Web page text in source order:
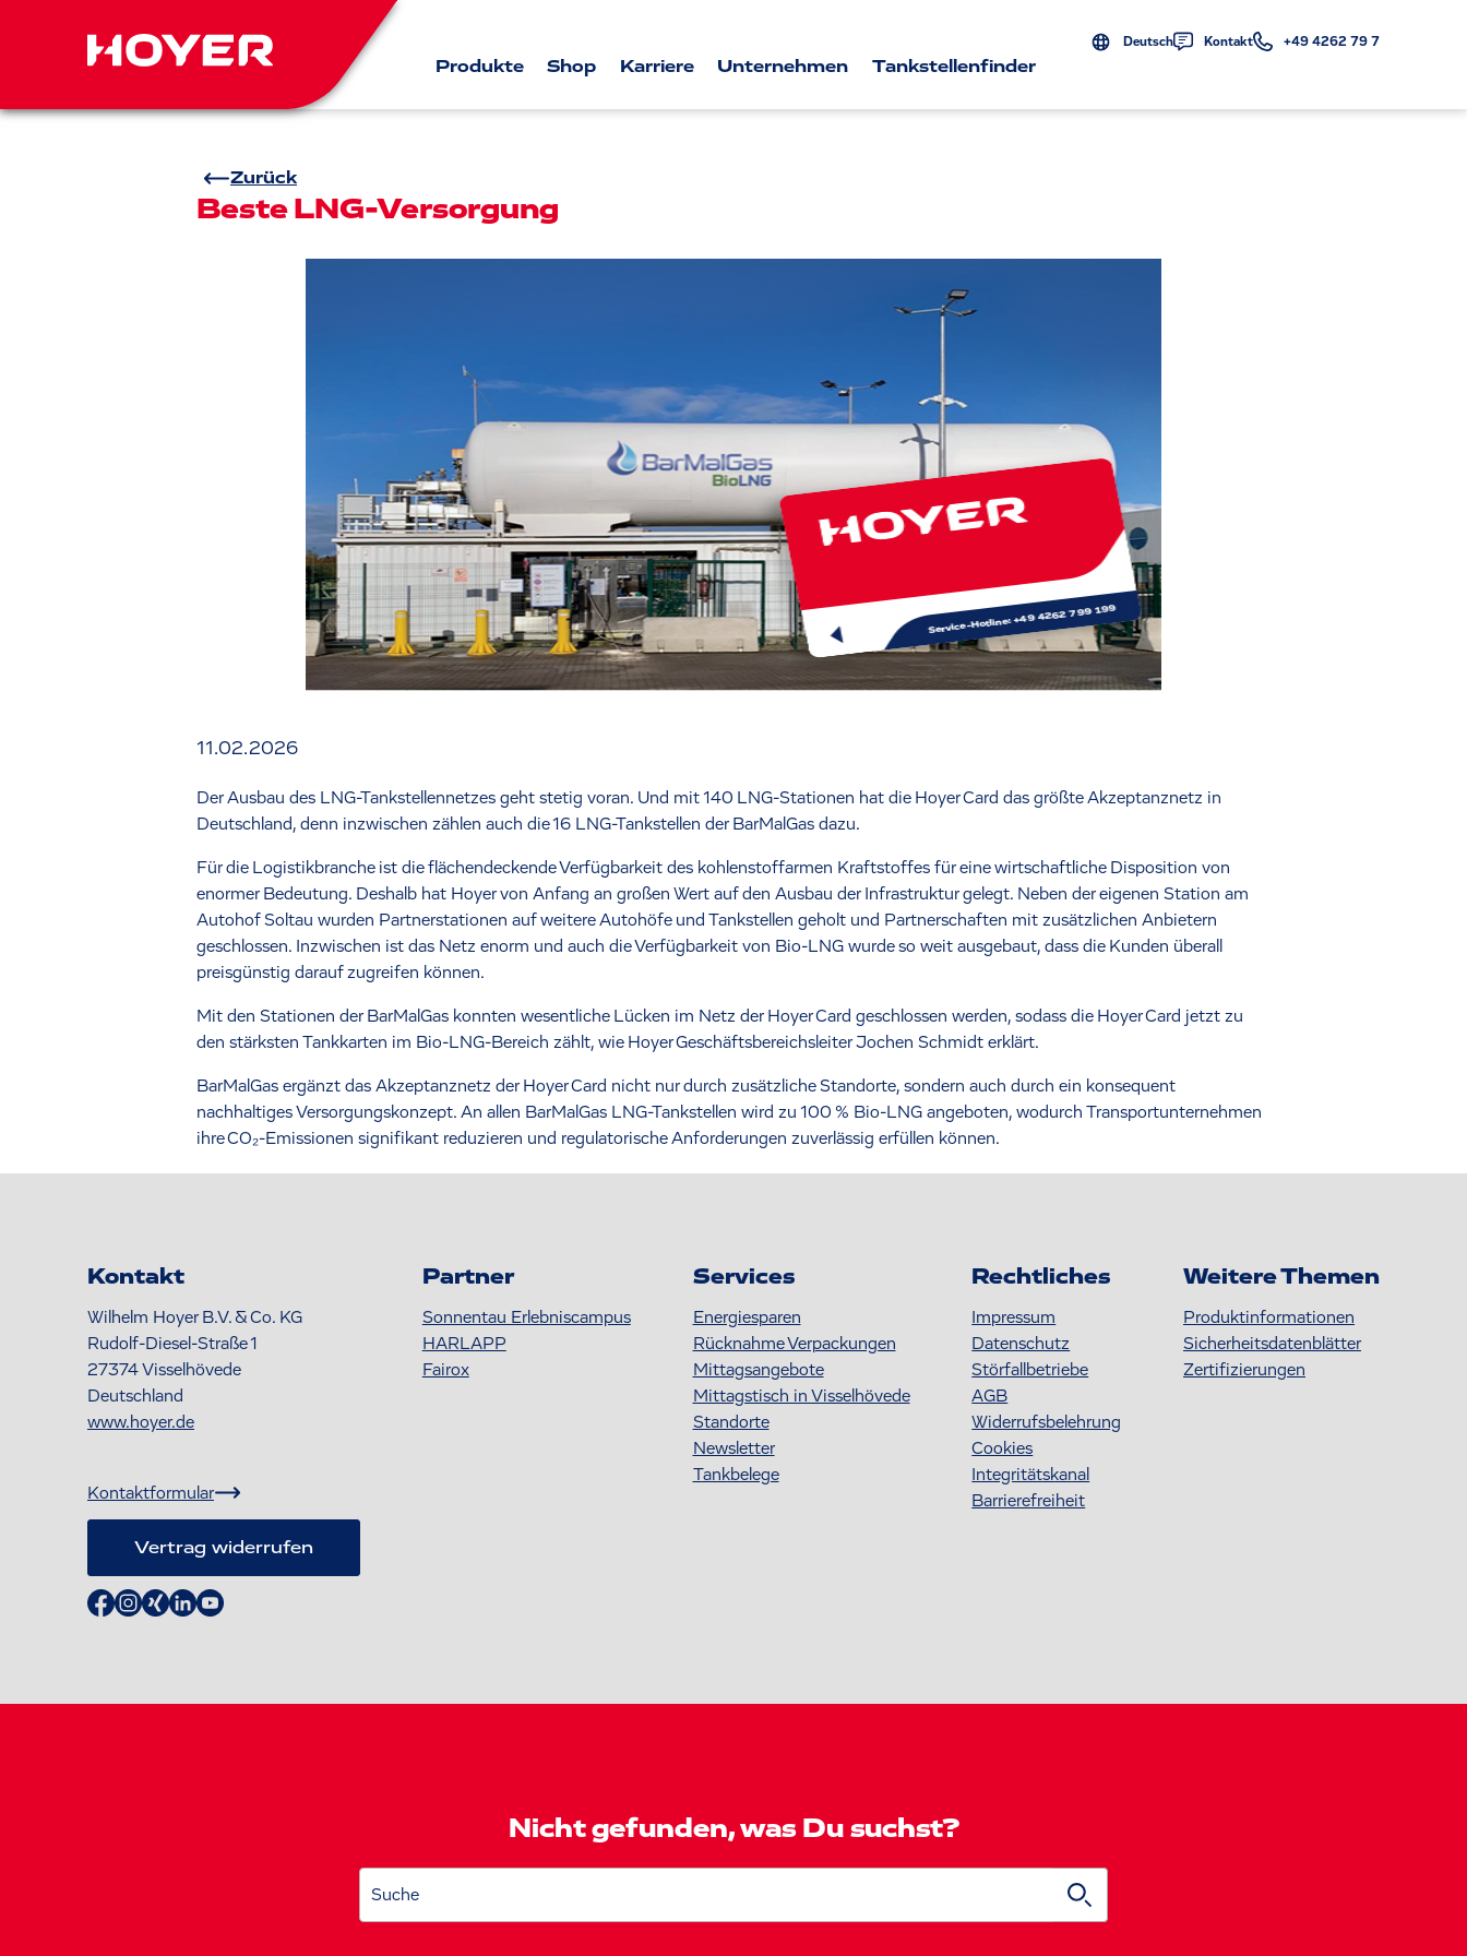
Deutsch Kontakt +49 4262 79 7
Produkte Shop Karriere Unternehmen Tankstellenfinder
Zurück
Beste LNG-Versorgung
11.02.2026
Der Ausbau des LNG-Tankstellennetzes geht stetig voran. Und mit 140 LNG-Stationen hat die Hoyer Card das größte Akzeptanznetz in
Deutschland, denn inzwischen zählen auch die 16 LNG-Tankstellen der BarMalGas dazu.
Für die Logistikbranche ist die flächendeckende Verfügbarkeit des kohlenstoffarmen Kraftstoffes für eine wirtschaftliche Disposition von
enormer Bedeutung. Deshalb hat Hoyer von Anfang an großen Wert auf den Ausbau der Infrastruktur gelegt. Neben der eigenen Station am
Autohof Soltau wurden Partnerstationen auf weitere Autohöfe und Tankstellen geholt und Partnerschaften mit zusätzlichen Anbietern
geschlossen. Inzwischen ist das Netz enorm und auch die Verfügbarkeit von Bio-LNG wurde so weit ausgebaut, dass die Kunden überall
preisgünstig darauf zugreifen können.
Mit den Stationen der BarMalGas konnten wesentliche Lücken im Netz der Hoyer Card geschlossen werden, sodass die Hoyer Card jetzt zu
den stärksten Tankkarten im Bio-LNG-Bereich zählt, wie Hoyer Geschäftsbereichsleiter Jochen Schmidt erklärt.
BarMalGas ergänzt das Akzeptanznetz der Hoyer Card nicht nur durch zusätzliche Standorte, sondern auch durch ein konsequent
nachhaltiges Versorgungskonzept. An allen BarMalGas LNG-Tankstellen wird zu 100 % Bio-LNG angeboten, wodurch Transportunternehmen
ihre CO₂-Emissionen signifikant reduzieren und regulatorische Anforderungen zuverlässig erfüllen können.
Kontakt
Wilhelm Hoyer B.V. & Co. KG
Rudolf-Diesel-Straße 1
27374Visselhövede
Deutschland
www.hoyer.de
Kontaktformular
Vertrag widerrufen
Partner
Sonnentau Erlebniscampus
HARLAPP
Fairox
Services
Energiesparen
Rücknahme Verpackungen
Mittagsangebote
Mittagstisch in Visselhövede
Standorte
Newsletter
Tankbelege
Rechtliches
Impressum
Datenschutz
Störfallbetriebe
AGB
Widerrufsbelehrung
Cookies
Integritätskanal
Barrierefreiheit
Weitere Themen
Produktinformationen
S icherheitsdatenblätter
Zertifizierungen
Nicht gefunden, was Du suchst?
Suche